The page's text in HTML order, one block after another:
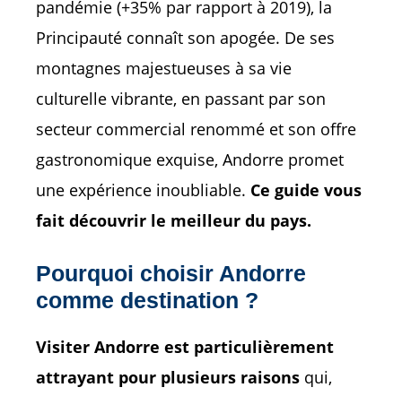
pandémie (+35% par rapport à 2019), la
Principauté connaît son apogée. De ses
montagnes majestueuses à sa vie
culturelle vibrante, en passant par son
secteur commercial renommé et son offre
gastronomique exquise, Andorre promet
une expérience inoubliable. Ce guide vous
fait découvrir le meilleur du pays.
Pourquoi choisir Andorre
comme destination ?
Visiter Andorre est particulièrement
attrayant pour plusieurs raisons qui,